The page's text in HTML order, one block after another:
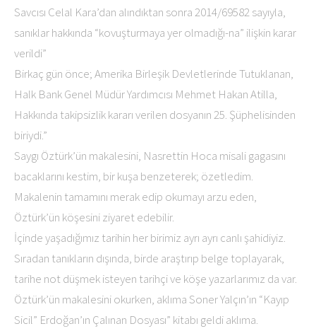
Savcısı Celal Kara’dan alındıktan sonra 2014/69582 sayıyla,
sanıklar hakkında “kovuşturmaya yer olmadığı-na” ilişkin karar
verildi”
Birkaç gün önce; Amerika Birleşik Devletlerinde Tutuklanan,
Halk Bank Genel Müdür Yardımcısı Mehmet Hakan Atilla,
Hakkında takipsizlik kararı verilen dosyanın 25. Şüphelisinden
biriydi.”
Saygı Öztürk’ün makalesini, Nasrettin Hoca misali gagasını
bacaklarını kestim, bir kuşa benzeterek; özetledim.
Makalenin tamamını merak edip okumayı arzu eden,
Öztürk’ün köşesini ziyaret edebilir.
İçinde yaşadığımız tarihin her birimiz ayrı ayrı canlı şahidiyiz.
Sıradan tanıkların dışında, birde araştırıp belge toplayarak,
tarihe not düşmek isteyen tarihçi ve köşe yazarlarımız da var.
Öztürk’ün makalesini okurken, aklıma Soner Yalçın’ın “Kayıp
Sicil” Erdoğan’ın Çalınan Dosyası” kitabı geldi aklıma.